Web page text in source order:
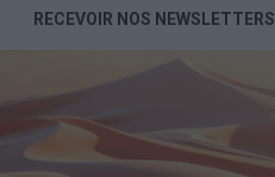
RECEVOIR NOS NEWSLETTERS